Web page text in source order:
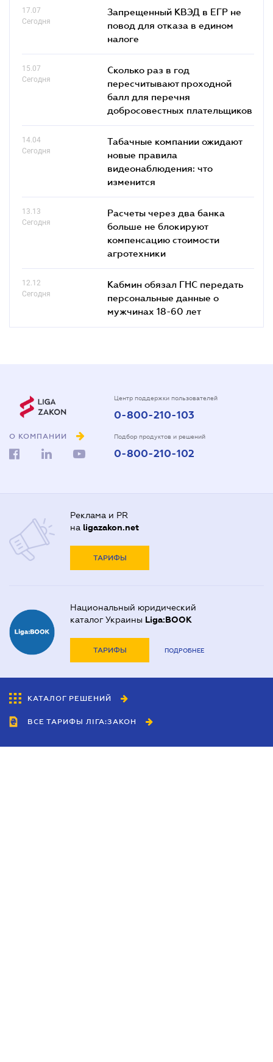
17.07
Сегодня
Запрещенный КВЭД в ЕГР не
повод для отказа в едином
налоге
15.07
Сегодня
Сколько раз в год
пересчитывают проходной
балл для перечня
добросовестных плательщиков
14.04
Сегодня
Табачные компании ожидают
новые правила
видеонаблюдения: что
изменится
13.13
Сегодня
Расчеты через два банка
больше не блокируют
компенсацию стоимости
агротехники
12.12
Сегодня
Кабмин обязал ГНС передать
персональные данные о
мужчинах 18-60 лет
О КОМПАНИИ
Центр поддержки пользователей
0-800-210-103
Подбор продуктов и решений
0-800-210-102
Реклама и PR
на ligazakon.net
ТАРИФЫ
Национальный юридический
каталог Украины Liga:BOOK
ТАРИФЫ ПОДРОБНЕЕ
КАТАЛОГ РЕШЕНИЙ
ВСЕ ТАРИФЫ ЛІГА:ЗАКОН